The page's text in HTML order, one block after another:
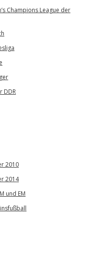
Champions League der
DDR
2010
2014
und EM